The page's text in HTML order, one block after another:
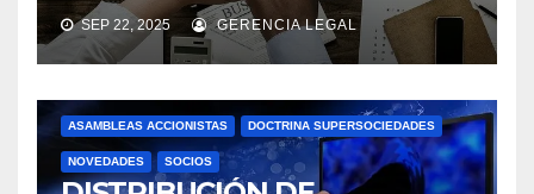
SEP 22, 2025 GERENCIA LEGAL
ASAMBLEAS ACCIONISTAS DOCTRINA SUPERSOCIEDADES
NOVEDADES SOCIOS